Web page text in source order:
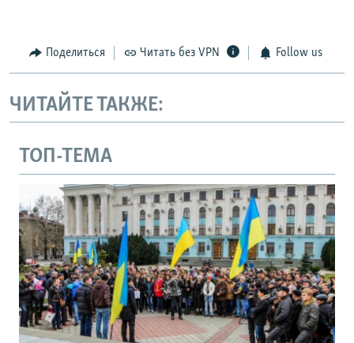
Поделиться Читать без VPN Follow us
ЧИТАЙТЕ ТАКЖЕ:
ТОП-ТЕМА